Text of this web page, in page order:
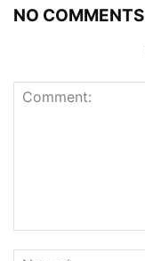
NO COMMENTS